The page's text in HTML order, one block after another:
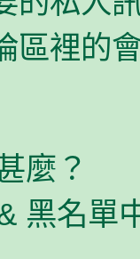
區裡的
麼？
黑名單